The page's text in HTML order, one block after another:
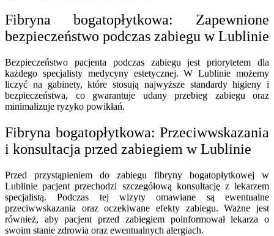
Fibryna bogatopłytkowa: Zapewnione
bezpieczeństwo podczas zabiegu w Lublinie
Bezpieczeństwo pacjenta podczas zabiegu jest priorytetem dla
każdego specjalisty medycyny estetycznej. W Lublinie możemy
liczyć na gabinety, które stosują najwyższe standardy higieny i
bezpieczeństwa, co gwarantuje udany przebieg zabiegu oraz
minimalizuje ryzyko powikłań.
Fibryna bogatopłytkowa: Przeciwwskazania
i konsultacja przed zabiegiem w Lublinie
Przed przystąpieniem do zabiegu fibryny bogatopłytkowej w
Lublinie pacjent przechodzi szczegółową konsultację z lekarzem
specjalistą. Podczas tej wizyty omawiane są ewentualne
przeciwwskazania oraz oczekiwane efekty zabiegu. Ważne jest
również, aby pacjent przed zabiegiem poinformował lekarza o
swoim stanie zdrowia oraz ewentualnych alergiach.